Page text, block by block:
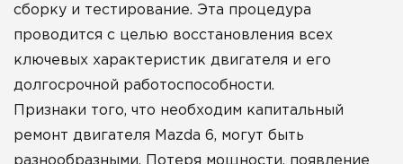
сборку и тестирование. Эта процедура
проводится с целью восстановления всех
ключевых характеристик двигателя и его
долгосрочной работоспособности.
Признаки того, что необходим капитальный
ремонт двигателя Mazda 6, могут быть
разнообразными. Потеря мощности, появление